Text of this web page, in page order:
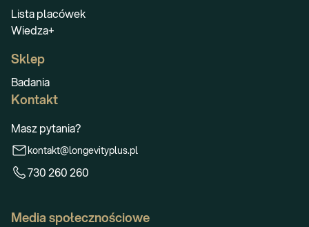
Lista placówek
Wiedza+
Sklep
Badania
Kontakt
Masz pytania?
kontakt@longevityplus.pl
730 260 260
Media społecznościowe